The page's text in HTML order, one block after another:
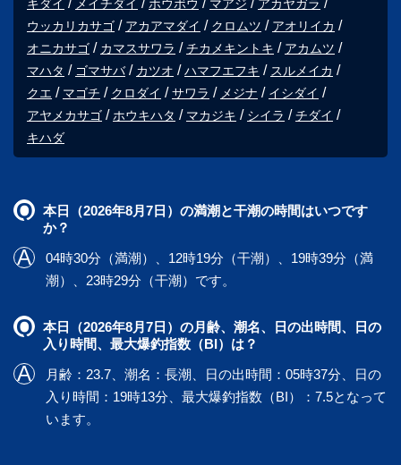
キダイ メイチダイ ホウボウ マアジ
アカヤガラ
ウッカリカサゴ
アカアマダイ クロムツ
アオリイカ
オニカサゴ
カマスサワラ チカメキントキ
アカムツ
マハタ
ゴマサバ カツオ ハマフエフキ
スルメイカ
クエ
マゴチ クロダイ サワラ メジナ
イシダイ
アヤメカサゴ
ホウキハタ マカジキ シイラ
チダイ
キハダ
本日（2026年8月7日）の満潮と干潮の時間はいつです
か？
04時30分（満潮）、12時19分（干潮）、19時39分（満
潮）、23時29分（干潮）です。
本日（2026年8月7日）の月齢、潮名、日の出時間、日の
入り時間、最大爆釣指数（BI）は？
月齢：23.7、潮名：長潮、日の出時間：05時37分、日の
入り時間：19時13分、最大爆釣指数（BI）：7.5となって
います。